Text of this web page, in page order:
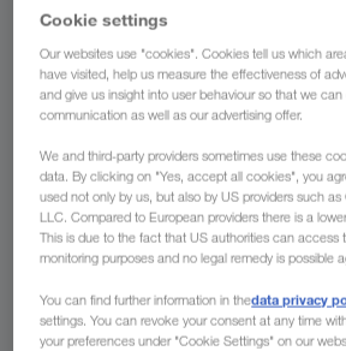
Von
Österreich
Nach
Land
Cookie settings
Our websites use "cookies". Cookies tell us which
have visited, help us measure the effectiveness of
and give us insight into user behaviour so that we
communication as well as our advertising offer.
We and third-party providers sometimes use these
data. By clicking on "Yes, accept all cookies", you
used not only by us, but also by US providers such
LLC. Compared to European providers there is a
This is due to the fact that US authorities can access
monitoring purposes and no legal remedy is possible
You can find further information in thedata privacy
settings. You can revoke your consent at any time
your preferences under "Cookie Settings" on our